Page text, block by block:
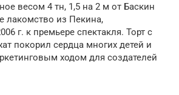
весом 4 тн, 1,5 на 2 м от Баскин
лакомство из Пекина,
г. к премьере спектакля. Торт с
покорил сердца многих детей и
ходом для создателей